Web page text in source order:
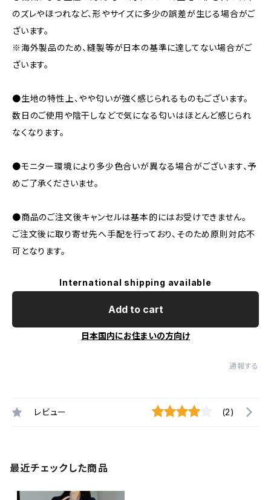
のズレやほつれなど、形やサイズに多少の誤差が生じる場合がご
ざいます。
※海外製品のため、縫製等が日本の基準に達してない場合がご
ざいます。
●生地の特性上、やや匂いが強く感じられるものもございます。
数日のご使用や陰干しなどで気になる匂いはほとんど感じられ
なくなります。
●モニター環境により多少色合いが異なる場合がございます、予
めご了承くださいませ。
●商品のご注文後キャンセルは基本的にはお受けできません。
ご注文後に取り寄せ先へ手配を行っており、そのため原則対応不
可となります。
International shipping available
Add to cart
日本国内にお住まいの方向け
通報する
レビュー (2)
最近チェックした商品